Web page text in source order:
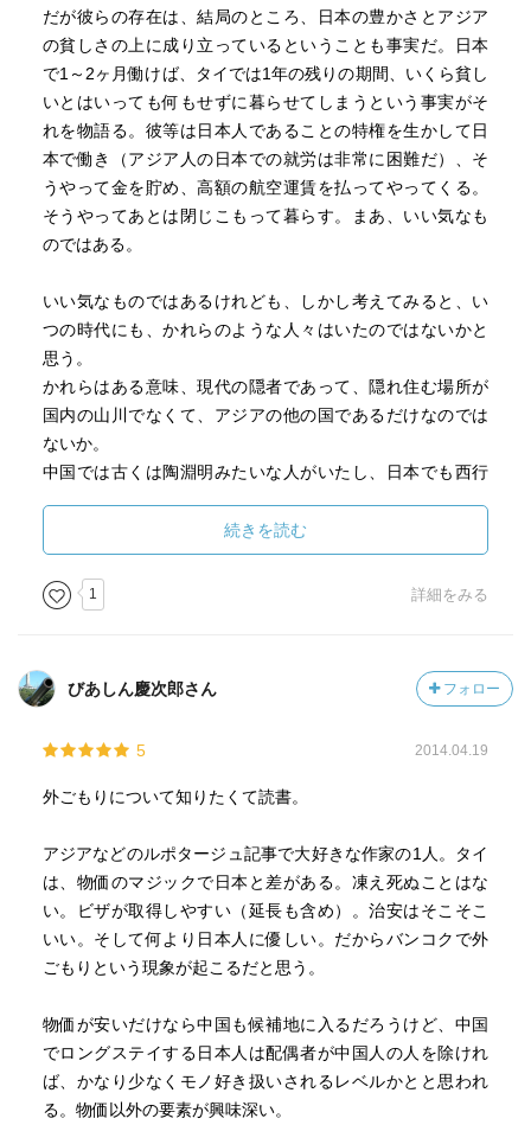
だが彼らの存在は、結局のところ、日本の豊かさとアジア
の貧しさの上に成り立っているということも事実だ。日本
で1～2ヶ月働けば、タイでは1年の残りの期間、いくら貧し
いとはいっても何もせずに暮らせてしまうという事実がそ
れを物語る。彼等は日本人であることの特権を生かして日
本で働き（アジア人の日本での就労は非常に困難だ）、そ
うやって金を貯め、高額の航空運賃を払ってやってくる。
そうやってあとは閉じこもって暮らす。まあ、いい気なも
のではある。
いい気なものではあるけれども、しかし考えてみると、い
つの時代にも、かれらのような人々はいたのではないかと
思う。
かれらはある意味、現代の隠者であって、隠れ住む場所が
国内の山川でなくて、アジアの他の国であるだけなのでは
ないか。
中国では古くは陶淵明みたいな人がいたし、日本でも西行
し、その生き方が清貧で高尚なものというようなイメージ
で語られているけれども、実際の生活の現場ではそういう
わけにはいかなかっただろう。近くで眺めてみると、この
本に描かれている人々のように、貧しくてぐうたらで不潔
らほど恵まれなかったために名前は残っていないが、同じ
ような生活を送った人々がたくさんいたに違いない。
では、昔からどの時代にもあったのではないか。いや、ア
ジアばかりではなく、当時の支配的社会制度に適合でき
域にもあったのではないかと思う。
だからといって彼らの生活がどうだという気はない。良く
もないけれども、別に悪くもないのではないか。問題視す
るにはあたらない。要は、そういう場所があり、そういう
タイという国には、昔、首都のバンコクに立ち寄ったこと
があるが、なんだか猛々しい国民性だという印象を持っ
た。この本を読むと、どうやらそうでもないらしい。著者
続きを読む
1 詳細をみる
びあしん慶次郎さん フォロー
5 2014.04.19
外ごもりについて知りたくて読書。
アジアなどのルポタージュ記事で大好きな作家の1人。タイ
は、物価のマジックで日本と差がある。凍え死ぬことはな
い。ビザが取得しやすい（延長も含め）。治安はそこそこ
いい。そして何より日本人に優しい。だからバンコクで外
ごもりという現象が起こるだと思う。
物価が安いだけなら中国も候補地に入るだろうけど、中国
でロングステイする日本人は配偶者が中国人の人を除けれ
ば、かなり少なくモノ好き扱いされるレベルかとと思われ
る。物価以外の要素が興味深い。